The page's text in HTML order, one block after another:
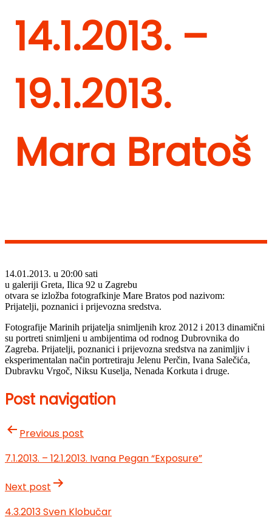
14.1.2013. –
19.1.2013.
Mara Bratoš
14.01.2013. u 20:00 sati
u galeriji Greta, Ilica 92 u Zagrebu
otvara se izložba fotografkinje Mare Bratos pod nazivom:
Prijatelji, poznanici i prijevozna sredstva.
Fotografije Marinih prijatelja snimljenih kroz 2012 i 2013 dinamični
su portreti snimljeni u ambijentima od rodnog Dubrovnika do
Zagreba. Prijatelji, poznanici i prijevozna sredstva na zanimljiv i
eksperimentalan način portretiraju Jelenu Perčin, Ivana Salečića,
Dubravku Vrgoč, Niksu Kuselja, Nenada Korkuta i druge.
Post navigation
Previous post
7.1.2013. – 12.1.2013. Ivana Pegan “Exposure”
Next post
4.3.2013 Sven Klobučar